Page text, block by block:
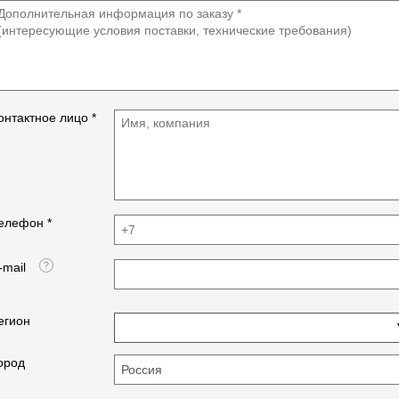
Высота подъема полностью выдвинутой стрелы +
гусек (м): 58.3 (Деформация стрелы не учитывается)
Рабочая скорость
лебедка (м/мин): 72
Время подъёма грузоподъёмной стрелы основной
стрелы (с): 50
Количество колес (шт): 12
Количество осей: 4
Макс. момент Основная стрела КН.м 711.48
Полная стрела КН.м 449.8
Высота подъема Основная стрела м 10.17
Стрела+гусек м 32.3
Длина стрелы Основная стрела м 10
Скорость подъема Главная лебедка полная нагрузка
Вспомога- тельная лебедка полная нагрузка м/мин 72
Шум Снаружи дБ 118
лицо *
*
mail